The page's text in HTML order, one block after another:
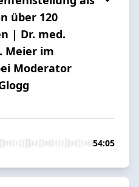
über 120
| Dr. med.
Meier im
Moderator
54:05